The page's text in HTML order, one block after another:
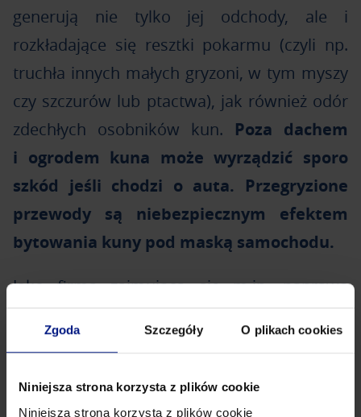
Zgoda Szczegóły O plikach cookies
Niniejsza strona korzysta z plików cookie
Niniejsza strona korzysta z plików cookie
generują nie tylko jej odchody, ale i
rozkładające się resztki pokarmu (czyli np.
truchła innych małych gryzoni, w tym myszy
czy szczurów lub ptactwa), jak również odór
zdechłych osobników kun. Poza dachem
i ogrodem kuna może wyrządzić sporo
szkód jeśli chodzi o auta. Przegryzione
przewody są niebezpiecznym efektem
bytowania kuny pod maską samochodu.
Jako firma zajmująca się m.in. naprawą
ocieplenia, obecność kuny na poddaszu
uwieczniliśmy na wielu zdjęciach. Zobacz